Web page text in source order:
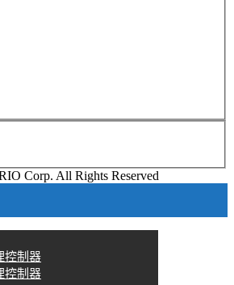
Corp. All Rights Reserved
控制器
控制器